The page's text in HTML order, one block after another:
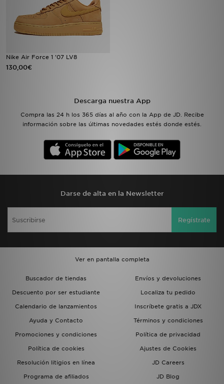
Nike Air Force 1 '07 LV8
130,00€
Descarga nuestra App
Compra las 24 h los 365 días al año con la App de JD. Recibe
información sobre las últimas novedades estés donde estés.
Darse de alta en la Newsletter
Regístrate
Ver en pantalla completa
Buscador de tiendas
Envíos y devoluciones
Descuento por ser estudiante
Localiza tu pedido
Calendario de lanzamientos
Inscríbete gratis a JDX
Ayuda y Contacto
Términos y condiciones
Promociones y condiciones
Política de privacidad
Política de cookies
Ajustes de Cookies
Resolución litigios en línea
JD Careers
Programa de afiliados
JD Blog